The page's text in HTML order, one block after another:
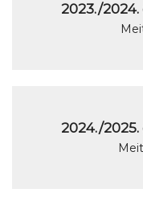
2023./
2024./